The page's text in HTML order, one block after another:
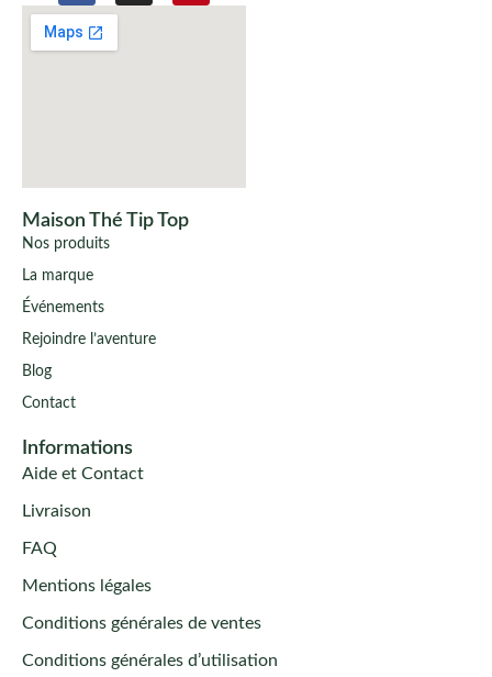
Maison Thé Tip Top
Nos produits
La marque
Événements
Rejoindre l’aventure
Blog
Contact
Informations
Aide et Contact
Livraison
FAQ
Mentions légales
Conditions générales de ventes
Conditions générales d’utilisation